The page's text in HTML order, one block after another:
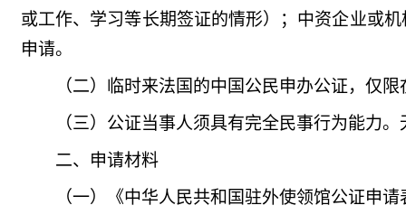
或工作、学习等长期签证的情形）；中资企业或
申请。
（二）临时来法国的中国公民申办公证，仅
（三）公证当事人须具有完全民事行为能力
二、申请材料
（一）《中华人民共和国驻外使领馆公证申